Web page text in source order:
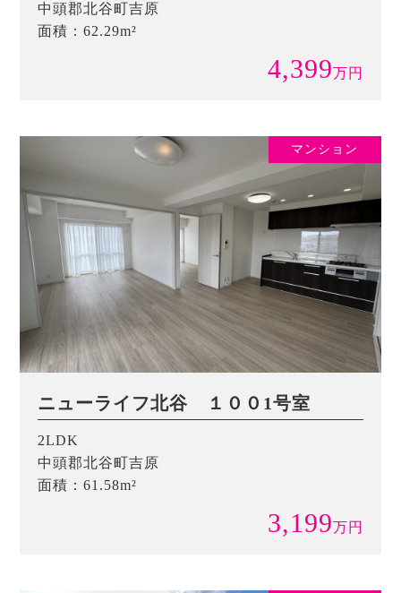
中頭郡北谷町吉原
面積：62.29m²
4,399万円
マンション
ニューライフ北谷 １００1号室
2LDK
中頭郡北谷町吉原
面積：61.58m²
3,199万円